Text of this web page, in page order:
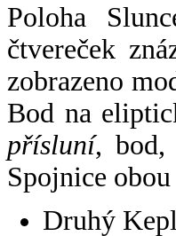
Poloha
čtvereček
zobrazeno
Bod na
přísluní, bod,
Spojnice
Druhý